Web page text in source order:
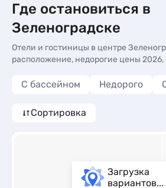
Где остановиться в
Зеленоградске
Отели и гостиницы в центре
расположение, недорогие цены 2026,
более 377 вариантов, от 1746 руб,
С бассейном Недорого
Сортировка
Загрузка
вариантов...